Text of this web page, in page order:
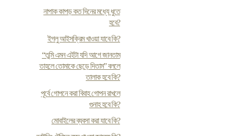
নাপাক কাপড় কত দিনের মধ্যে ধুতে
হবে?
ইগলু আইসক্রিম খাওয়া যাবে কি?
“তুমি এমন এইটা যদি আগে জানতাম
তাহলে তোমাকে ছেড়ে দিতাম” বললে
তালাক হবে কি?
পূর্বে গোপনে করা বিবাহ গোপন রাখলে
গুনাহ হবে কি?
মোবাইলের ব্যবসা করা যাবে কি?